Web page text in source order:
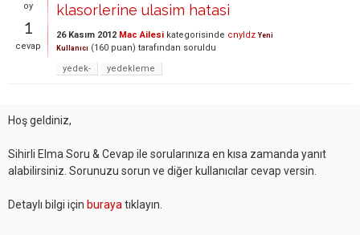
oy
1
cevap
klasorlerine ulasim hatasi
26 Kasım 2012 Mac Ailesi kategorisinde cnyldz Yeni
Kullanıcı (160 puan) tarafından soruldu
yedek-
yedekleme
Hoş geldiniz,
Sihirli Elma Soru & Cevap ile sorularınıza en kısa zamanda yanıt
alabilirsiniz. Sorunuzu sorun ve diğer kullanıcılar cevap versin.
Detaylı bilgi için burayatıklayın.